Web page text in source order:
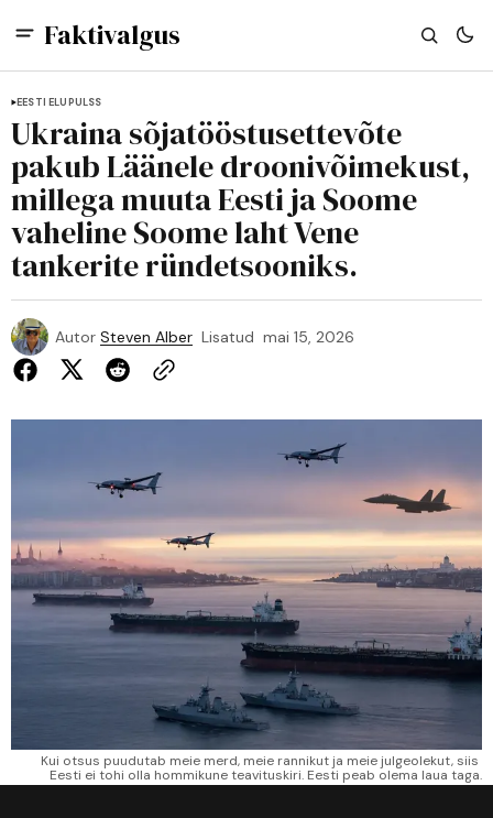
Faktivalgus
EESTI ELUPULSS
Ukraina sõjatööstusettevõte
pakub Läänele droonivõimekust,
millega muuta Eesti ja Soome
vaheline Soome laht Vene
tankerite ründetsooniks.
Autor Steven Alber Lisatud mai 15, 2026
Kui otsus puudutab meie merd, meie rannikut ja meie julgeolekut, siis
Eesti ei tohi olla hommikune teavituskiri. Eesti peab olema laua taga.